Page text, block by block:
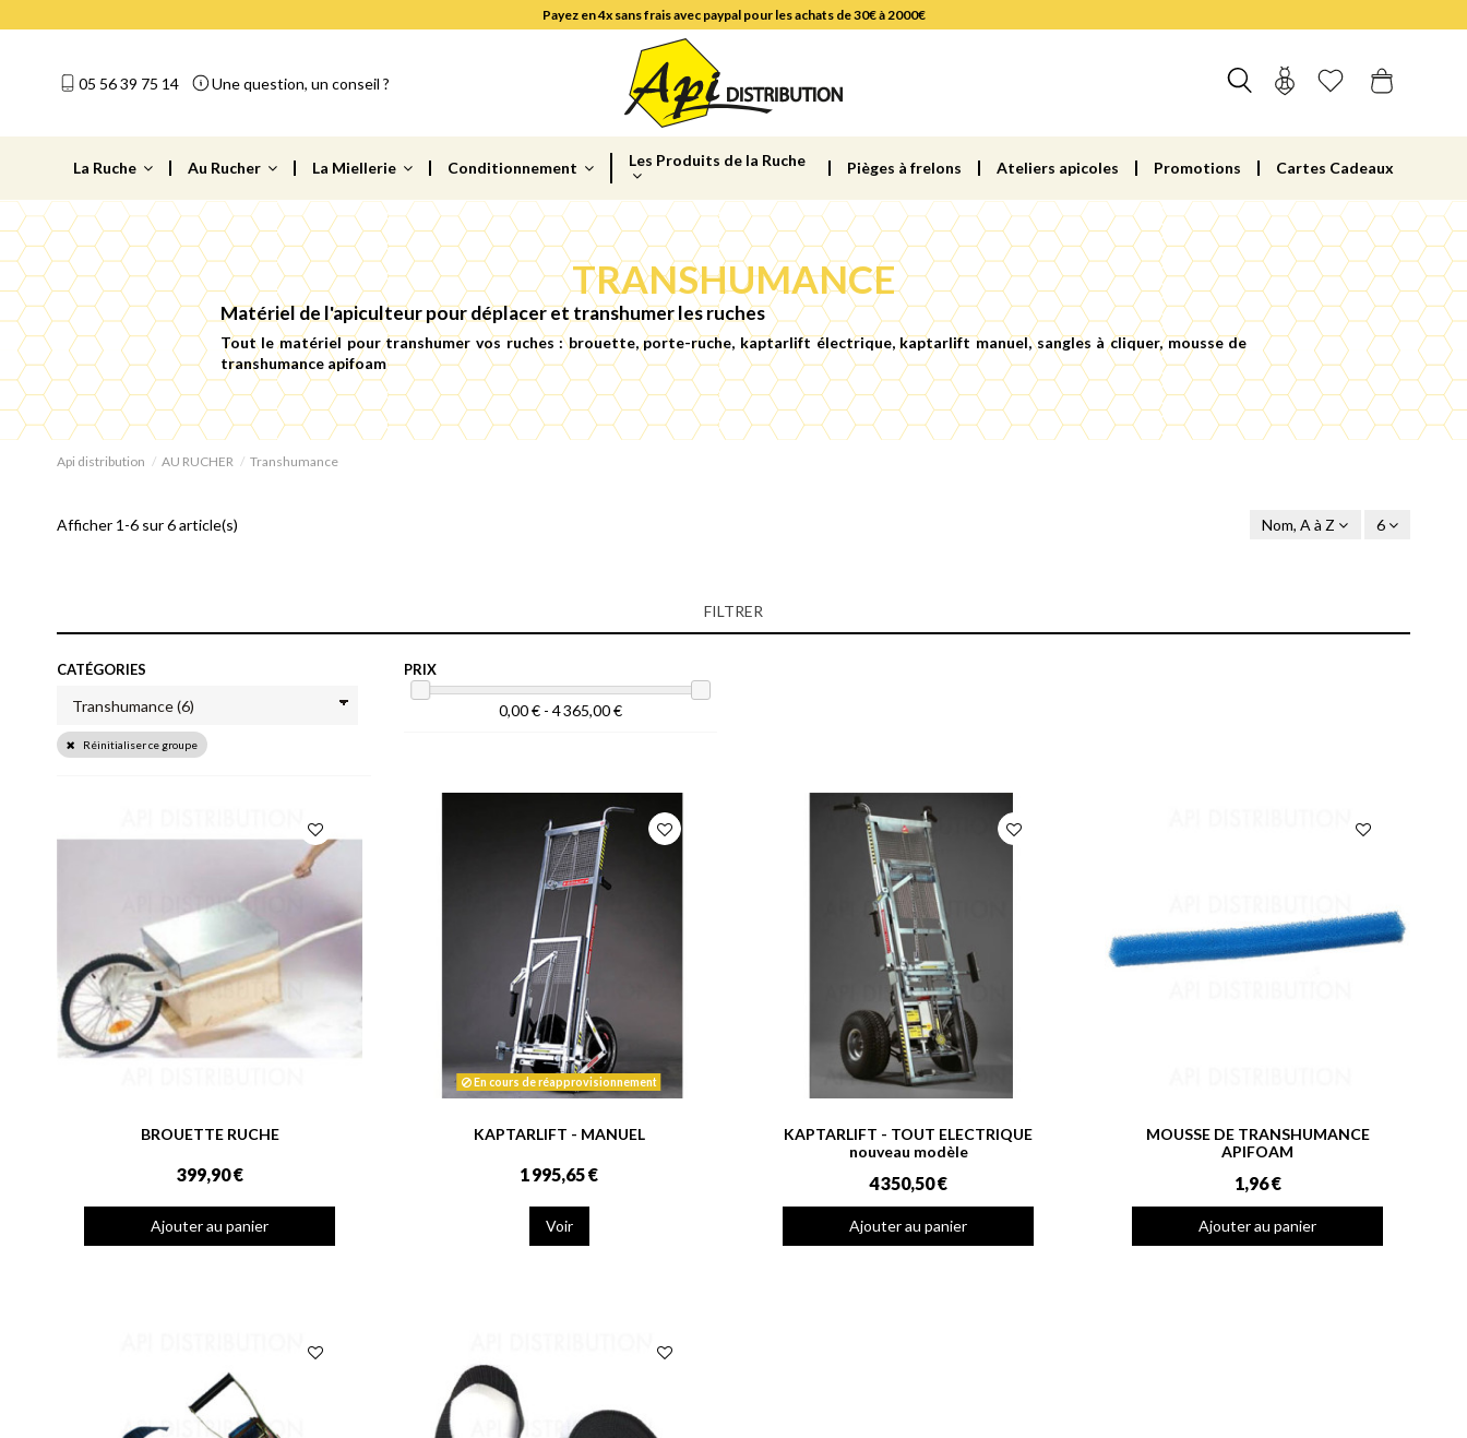
Payez en 4x sans frais avec paypal pour les achats de 30€ à 2000€
05 56 39 75 14 Une question, un conseil ?
La Ruche Au Rucher La Miellerie Conditionnement Les Produits de la Ruche Pièges à frelons Ateliers apicoles Promotions Cartes Cadeaux
TRANSHUMANCE
Matériel de l'apiculteur pour déplacer et transhumer les ruches
Tout le matériel pour transhumer vos ruches : brouette, porte-ruche, kaptarlift électrique, kaptarlift manuel, sangles à cliquer, mousse de
transhumance apifoam
Api distribution AU RUCHER Transhumance
Afficher 1-6 sur 6 article(s) Nom, A à Z 6
FILTRER
CATÉGORIES
Réinitialiser ce groupe
PRIX
0,00 € - 4 365,00 €
BROUETTE RUCHE
399,90 €
Ajouter au panier
En cours de réapprovisionnement
KAPTARLIFT - MANUEL
1 995,65 €
Voir
KAPTARLIFT - TOUT ELECTRIQUE
nouveau modèle
4 350,50 €
Ajouter au panier
MOUSSE DE TRANSHUMANCE
APIFOAM
1,96 €
Ajouter au panier